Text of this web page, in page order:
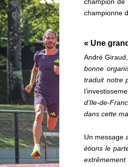
championne
« Une
André
bonne
traduit notre
d’Ile-de-
dans cette
Un message
étions le